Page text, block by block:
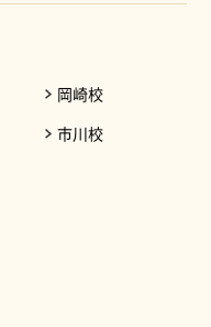
岡崎校
市川校